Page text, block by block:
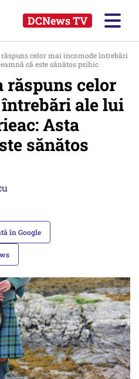
DCNews TV
celor mai incomode întrebări
că este sănătos psihic
celor
ale lui
Asta
sănătos
în Google